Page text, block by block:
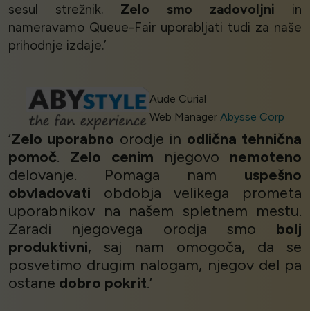
sesul strežnik. Zelo smo zadovoljni in
nameravamo Queue-Fair uporabljati tudi za naše
prihodnje izdaje.’
Aude Curial
Web ManagerAbysse Corp
‘Zelo uporabno orodje in odlična tehnična
pomoč. Zelo cenim njegovo nemoteno
delovanje. Pomaga nam uspešno
obvladovati obdobja velikega prometa
uporabnikov na našem spletnem mestu.
Zaradi njegovega orodja smo bolj
produktivni, saj nam omogoča, da se
posvetimo drugim nalogam, njegov del pa
ostane dobro pokrit.’